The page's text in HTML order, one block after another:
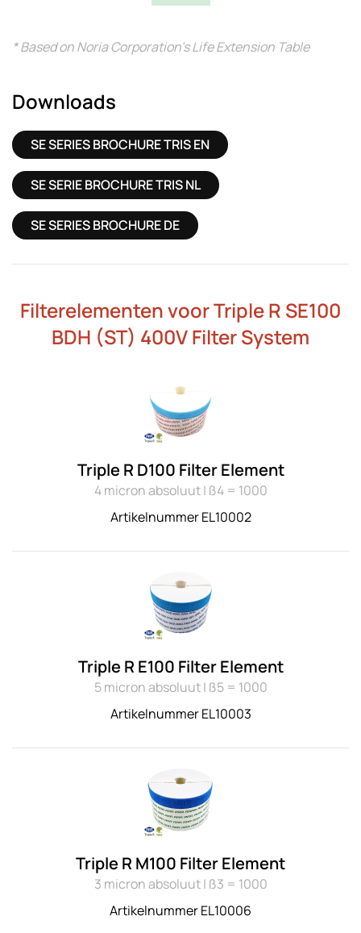
* Based on Noria Corporation’s Life Extension Table
Downloads
SE SERIES BROCHURE TRIS EN
SE SERIE BROCHURE TRIS NL
SE SERIES BROCHURE DE
Filterelementen voor Triple R SE100
BDH (ST) 400V Filter System
Triple R D100 Filter Element
4 micron absoluut | ß4 = 1000
Artikelnummer EL10002
Triple R E100 Filter Element
5 micron absoluut | ß5 = 1000
Artikelnummer EL10003
Triple R M100 Filter Element
3 micron absoluut | ß3 = 1000
Artikelnummer EL10006